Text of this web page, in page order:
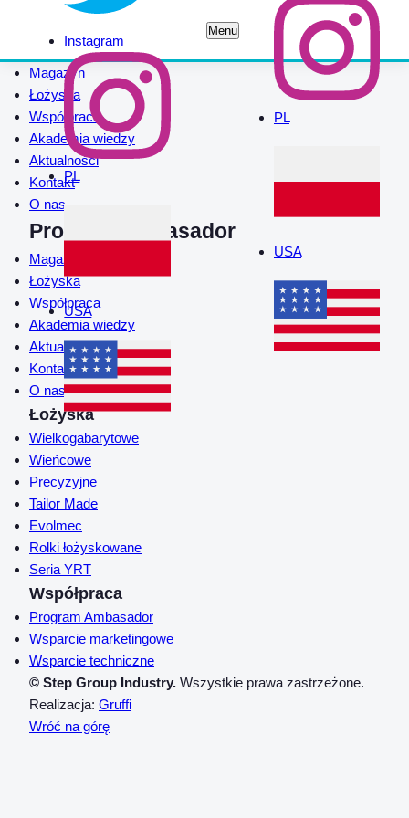
Instagram
PL
USA
Menu
PL
USA
Magazyn
Łożyska
Współpraca
Akademia wiedzy
Aktualności
Kontakt
O nas
Program Ambasador
Magazyn
Łożyska
Współpraca
Akademia wiedzy
Aktualności
Kontakt
O nas
Łożyska
Wielkogabarytowe
Wieńcowe
Precyzyjne
Tailor Made
Evolmec
Rolki łożyskowane
Seria YRT
Współpraca
Program Ambasador
Wsparcie marketingowe
Wsparcie techniczne
© Step Group Industry. Wszystkie prawa zastrzeżone.
Realizacja: Gruffi
Wróć na górę